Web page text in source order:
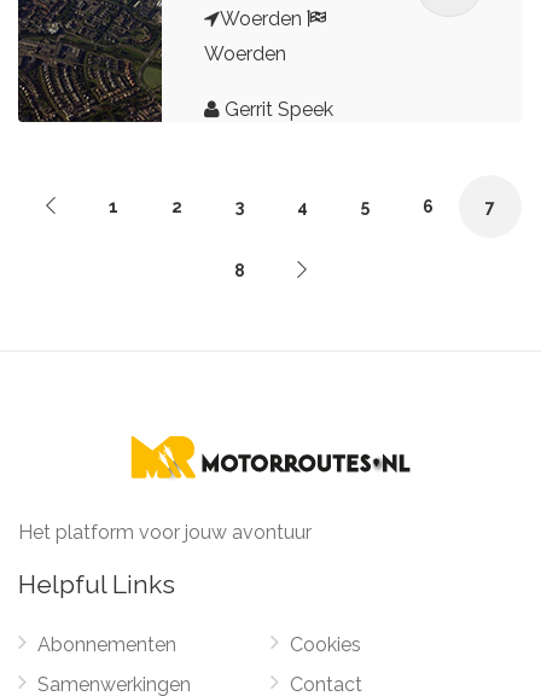
Woerden
Woerden
Gerrit Speek
1 2 3 4 5 6 7
8
Het platform voor jouw avontuur
Helpful Links
Abonnementen
Samenwerkingen
Cookies
Contact